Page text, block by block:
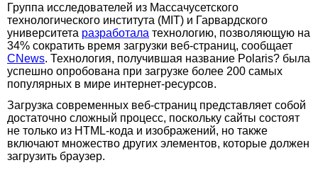
Группа исследователей из Массачусетского
технологического института (MIT) и Гарвардского
университета разработала технологию, позволяющую на
34% сократить время загрузки веб-страниц, сообщает
CNews. Технология, получившая название Polaris? была
успешно опробована при загрузке более 200 самых
популярных в мире интернет-ресурсов.
Загрузка современных веб-страниц представляет собой
достаточно сложный процесс, поскольку сайты состоят
не только из HTML-кода и изображений, но также
включают множество других элементов, которые должен
загрузить браузер.